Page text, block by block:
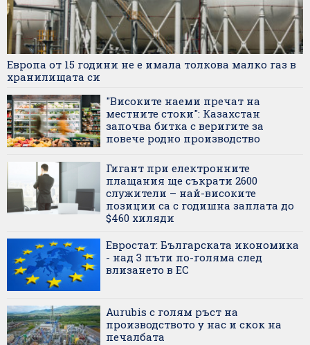
Европа от 15 години не е имала толкова малко газ в
хранилищата си
"Високите наеми пречат на
местните стоки": Казахстан
започва битка с веригите за
повече родно производство
Гигант при електронните
плащания ще съкрати 2600
служители – най-високите
позиции са с годишна заплата до
$460 хиляди
Евростат: Българската икономика
- над 3 пъти по-голяма след
влизането в ЕС
Aurubis с голям ръст на
производството у нас и скок на
печалбата